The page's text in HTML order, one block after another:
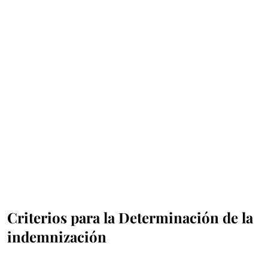
Criterios para la Determinación de la
indemnización